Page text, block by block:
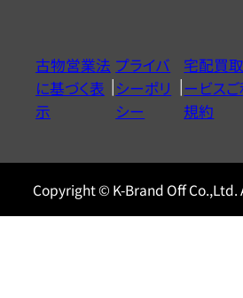
ヤ
ル
0120604117
古物営業法
に基づく表
示
プライバ
シーポリ
シー
宅配買
ービス
規約
Copyright © K-Brand Off Co.,Ltd.